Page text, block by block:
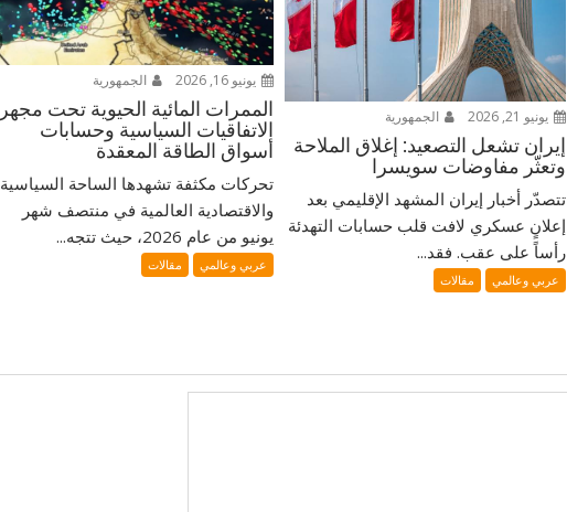
يونيو 21, 2026 الجمهورية
إيران تشعل التصعيد: إغلاق الملاحة
وتعثّر مفاوضات سويسرا
تتصدّر أخبار إيران المشهد الإقليمي بعد
إعلانٍ عسكري لافت قلب حسابات التهدئة
رأساً على عقب. فقد...
عربي وعالمي مقالات
يونيو 16, 2026 الجمهورية
الممرات المائية الحيوية تحت مجهر
الاتفاقيات السياسية وحسابات
أسواق الطاقة المعقدة
تحركات مكثفة تشهدها الساحة السياسية
والاقتصادية العالمية في منتصف شهر
يونيو من عام 2026، حيث تتجه...
عربي وعالمي مقالات